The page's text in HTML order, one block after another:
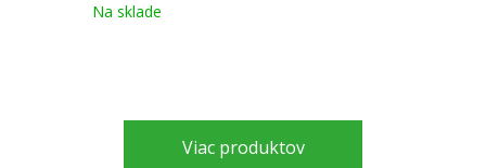
Na sklade
Viac produktov